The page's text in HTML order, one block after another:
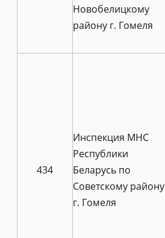
Новобелицкому
району г. Гомеля
434
Инспекция МНС
Республики
Беларусь по
Советскому району
г. Гомеля